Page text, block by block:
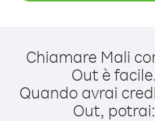
Chiamare Mali
Out è
Quando avrai
Out, potrai: